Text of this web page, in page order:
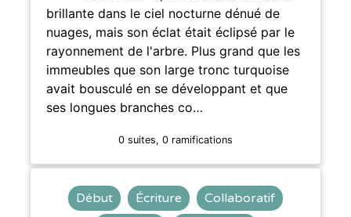
brillante dans le ciel nocturne dénué de
nuages, mais son éclat était éclipsé par le
rayonnement de l'arbre. Plus grand que les
immeubles que son large tronc turquoise
avait bousculé en se développant et que
ses longues branches co…
0 suites, 0 ramifications
Début Écriture
Collaboratif